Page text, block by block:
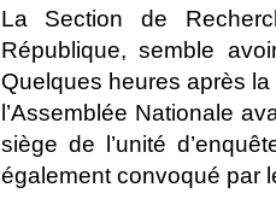
La Section de
République, semble
Quelques heures après
l’Assemblée Nationale
siège de l’unité
également convoqué par